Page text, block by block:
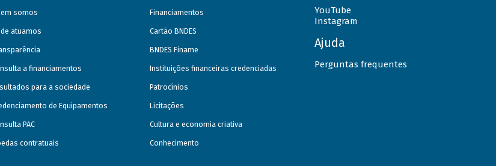
somos
atuamos
a financiamentos
para a sociedade
de Equipamentos
PAC
contratuais
Financiamentos
Cartão BNDES
BNDES Finame
Instituições financeiras credenciadas
Patrocínios
Licitações
Cultura e economia criativa
Conhecimento
YouTube
Instagram
Ajuda
Perguntas frequentes